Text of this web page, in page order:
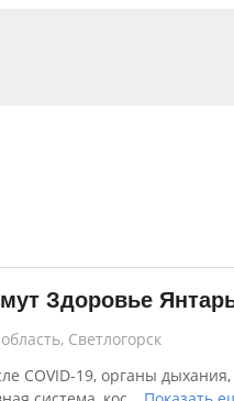
Здоровье
Светлогорск
COVID-19, органы дыхания,